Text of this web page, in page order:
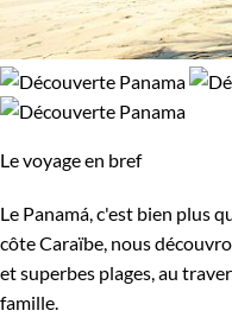
Le voyage en bref
Le Panamá, c'est bien plus
côte Caraïbe, nous
et superbes plages, au
famille.